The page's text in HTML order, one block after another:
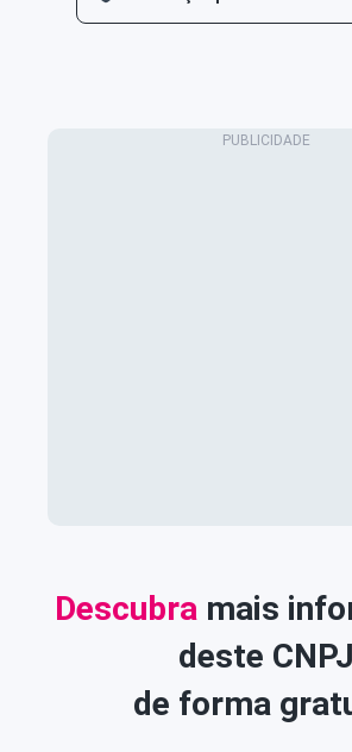
Descubra mais
deste CNPJ
de forma